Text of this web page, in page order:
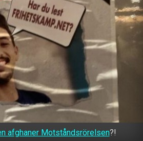
afghaner Motståndsrörelsen?!